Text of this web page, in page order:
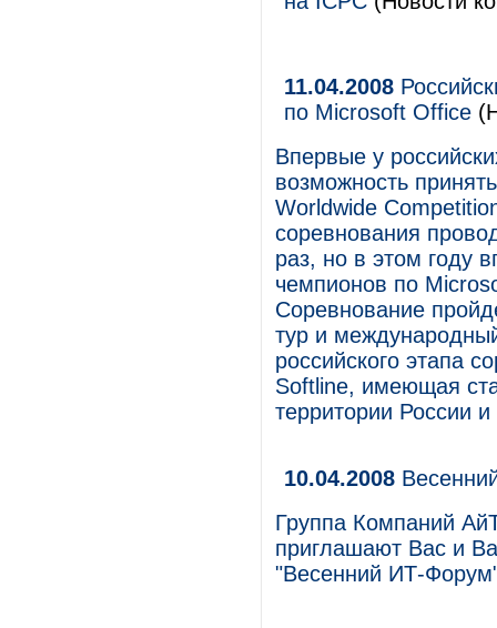
11.04.2008
по Microsoft Office
Впервые у
возможность
Worldwide
соревнования
раз, но в этом году
чемпионов по
Соревнование
тур и
российского этапа
Softline, имеющая
территории России
10.04.2008
Группа Компаний
приглашают Вас и
"Весенний ИТ-